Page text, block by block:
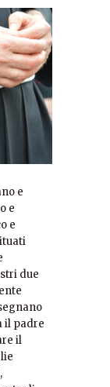
e
e
e
due
il padre
il